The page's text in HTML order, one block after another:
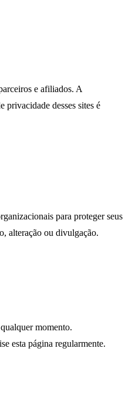
e afiliados. A
privacidade desses sites é
para proteger seus
alteração ou divulgação.
momento.
esta página regularmente.